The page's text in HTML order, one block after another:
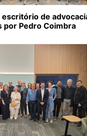
de
por Pedro Coimbra